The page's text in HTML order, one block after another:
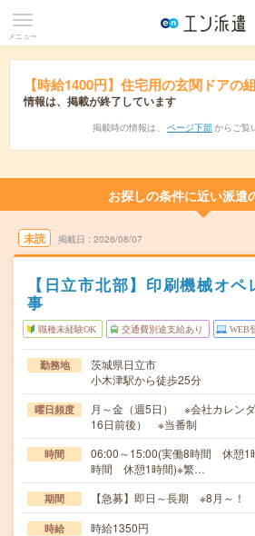
メニュー
【時給1400円】住宅用の玄関ドアの
情報は、掲載が終了しています
掲載時の情報は、 ページ下部 からご覧
お探しの条件に近い派遣
未読 掲載日 2026/08/07
【日立市北部】印刷機械オ
事
職種未経験OK 交通費別途支給あり WEB
勤務地
茨城県日立市
小木津駅から徒歩25分
曜日頻度
月～金（週5日） ※会社カレン
16日前後） ※当番制
時間
06:00～15:00(実働8時間 休憩1
時間 休憩1時間)※繁…
期間 【急募】即日～長期 ※8月～！
時給 時給1350円